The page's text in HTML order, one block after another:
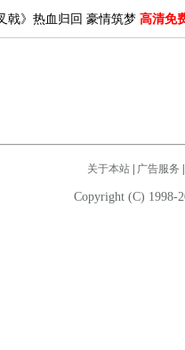
戟》热血归回 豪情筑梦 高清免
关于本站| 广告服务
Copyright (C) 1998-